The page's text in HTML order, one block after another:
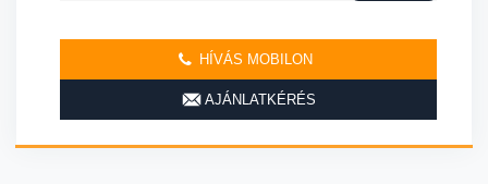
HÍVÁS MOBILON
AJÁNLATKÉRÉS